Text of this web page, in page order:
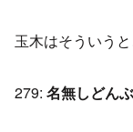
玉木はそういう
279: 名無しどん